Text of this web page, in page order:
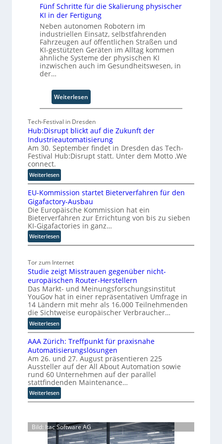
n
F
o
r
m
w
a
y
b
i
Z
u
k
u
n
f
t
f
a
n
S
c
h
w
z
m
C
o
-
C
E
Fünf Schritte für die Skalierung physischer
KI in der Fertigung
Neben autonomen Robotern im
industriellen Einsatz, selbstfahrenden
Fahrzeugen auf öffentlichen Straßen und
KI-gestützten Geräten im Alltag kommen
ähnliche Systeme der physischen KI
inzwischen auch im Gesundheitswesen, in
der…
Weiterlesen
F
n
f
S
c
h
i
t
t
e
f
ü
d
S
k
a
l
i
r
u
n
g
p
h
c
h
Tech-Festival in Dresden
Hub:Disrupt blickt auf die Zukunft der
Industrieautomatisierung
Am 30. September findet in Dresden das Tech-
Festival Hub:Disrupt statt. Unter dem Motto ‚We
connect.
Weiterlesen:
H
u
b
:
D
i
s
r
p
t
b
l
i
c
k
t
a
u
f
d
i
e
Z
u
n
f
t
EU-Kommission startet Bieterverfahren für den
Gigafactory-Ausbau
Die Europäische Kommission hat ein
Bieterverfahren zur Errichtung von bis zu sieben
KI-Gigafactories in ganz…
Weiterlesen:
E
-
K
o
m
m
i
s
s
i
o
n
s
t
a
r
t
B
i
e
Tor zum Internet
Studie zeigt Misstrauen gegenüber nicht-
europäischen Router-Herstellern
Das Markt- und Meinungsforschungsinstitut
YouGov hat in einer repräsentativen Umfrage in
14 Ländern mit mehr als 16.000 Teilnehmenden
die Sichtweise europäischer Verbraucher…
Weiterlesen:
S
t
u
d
i
e
z
e
i
t
M
i
AAA Zürich: Treffpunkt für praxisnahe
Automatisierungslösungen
Am 26. und 27. August präsentieren 225
Aussteller auf der All About Automation sowie
rund 60 Unternehmen auf der parallel
stattfindenden Maintenance…
Weiterlesen:
A
Z
ü
Bild: Itac Software AG